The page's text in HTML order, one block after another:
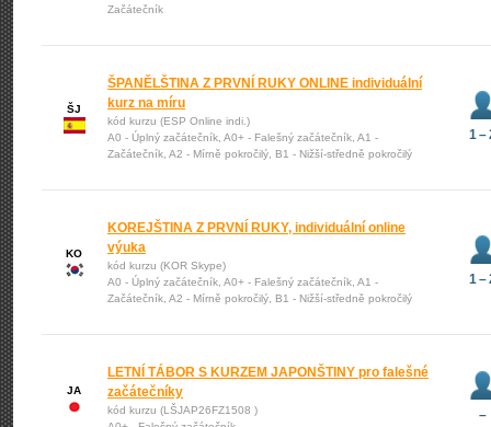
Začátečník
ŠJ
ŠPANĚLŠTINA Z PRVNÍ RUKY ONLINE individuální
kurz na míru
kód kurzu (ESP Online indi.)
A0 - Úplný začátečník, A0+ - Falešný začátečník, A1 -
Začátečník, A2 - Mírně pokročilý, B1 - Nižší-středně pokročilý
1 –
KO
KOREJŠTINA Z PRVNÍ RUKY, individuální online
výuka
kód kurzu (KOR Skype)
A0 - Úplný začátečník, A0+ - Falešný začátečník, A1 -
Začátečník, A2 - Mírně pokročilý, B1 - Nižší-středně pokročilý
1 –
JA
LETNÍ TÁBOR S KURZEM JAPONŠTINY pro falešné
začátečníky
kód kurzu (LŠJAP26FZ1508 )
–